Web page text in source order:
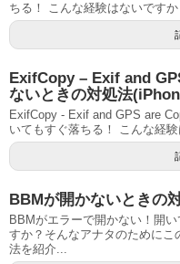
ちる！ こんな経験はないですか
ExifCopy – Exif and
ないときの対処法
ExifCopy - Exif and GPS are
いてもすぐ落ちる！ こんな経験
BBMが開かないときの
BBMがエラーで開かない！開
すか？そんなアナタのために
法を紹介...